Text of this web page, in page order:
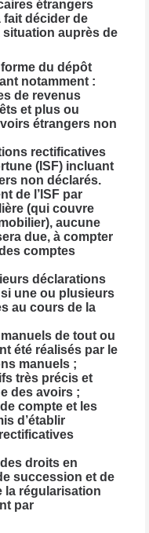
étrangers
décider de
auprès de
du dépôt
notamment :
de revenus
et plus ou
étrangers non
rectificatives
(ISF) incluant
non déclarés.
de l’ISF par
(qui couvre
aucune
due, à compter
comptes
déclarations
une ou plusieurs
au cours de la
de tout ou
été réalisés par le
manuels ;
très précis et
des avoirs ;
compte et les
d’établir
droits en
succession et de
la régularisation
par